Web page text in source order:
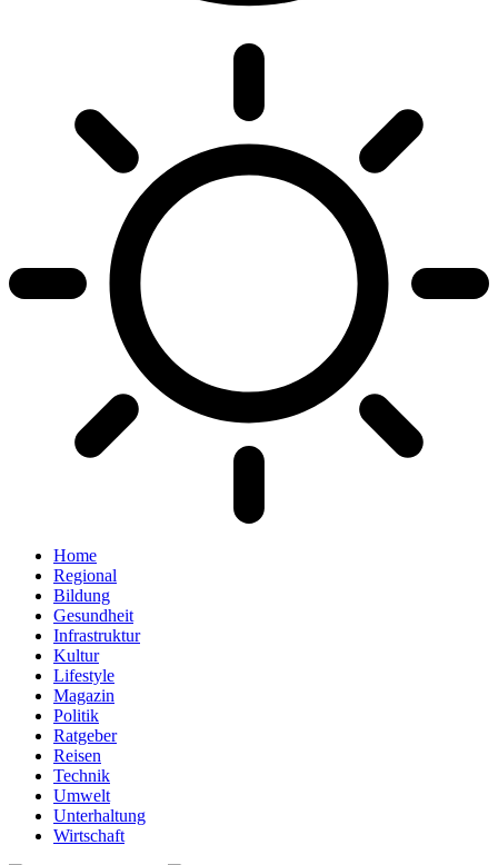
Home
Regional
Bildung
Gesundheit
Infrastruktur
Kultur
Lifestyle
Magazin
Politik
Ratgeber
Reisen
Technik
Umwelt
Unterhaltung
Wirtschaft